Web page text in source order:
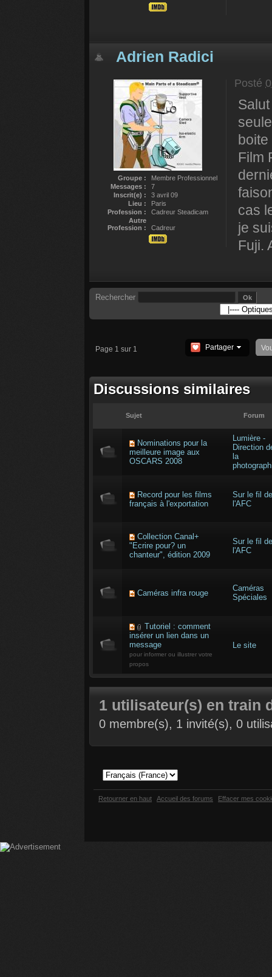
Adrien Radici
Groupe :
Membre Professionnel
Messages :
7
Inscrit(e) :
3 avril 09
Lieu :
Paris
Profession :
Cadreur Steadicam
Autre
Profession :
Cadreur
Posté
Film
cas
je
Fuji.
Rechercher
Page 1 sur 1 Partager
Discussions similaires
Sujet Forum
Nominations pour la
meilleure image aux
OSCARS 2008
Lumière -
Direction
la
Record pour les films
français à l'exportation
Sur le fil de
l'AFC
Collection Canal+
"Ecrire pour? un
chanteur", édition 2009
Sur le fil de
l'AFC
Caméras infra rouge
Caméras
Spéciales
Tutoriel : comment
insérer un lien dans un
message
pour informer ou illustrer votre
propos
Le site
1 utilisateur(s) en train
0 membre(s), 1 invité(s), 0
Retourner en haut Accueil des forums Effacer mes